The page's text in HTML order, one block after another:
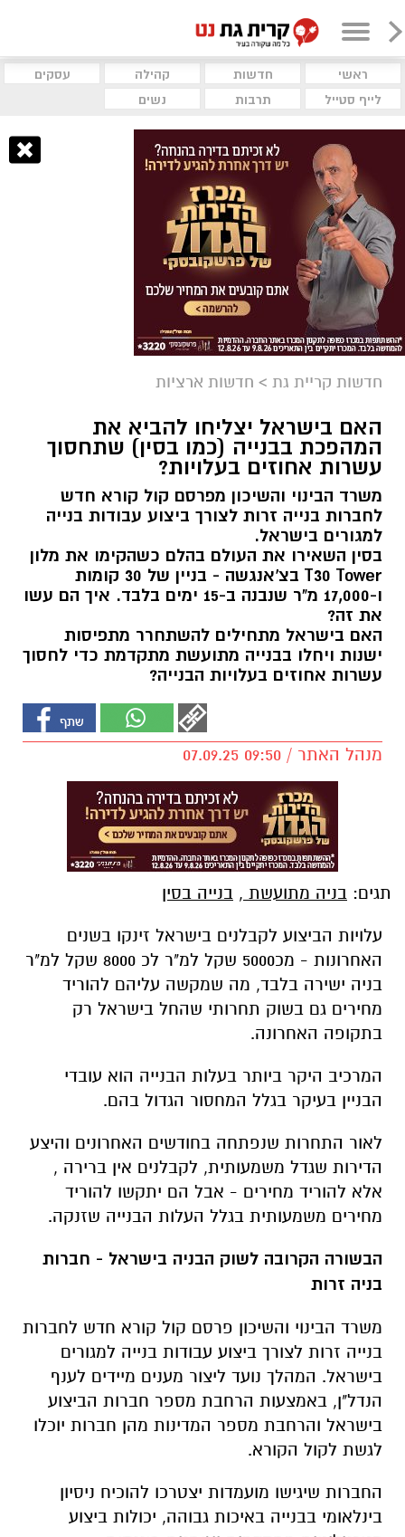
ראשי חדשות קהילה
עסקים
לייף סטייל
תרבות נשים
חדשות קריית גת > חדשות ארציות
האם בישראל יצליחו להביא את
המהפכת בבנייה (כמו בסין) שתחסוך
עשרות אחוזים בעלויות?
משרד הבינוי והשיכון מפרסם קול קורא חדש
לחברות בנייה זרות לצורך ביצוע עבודות בנייה
למגורים בישראל.
בסין השאירו את העולם בהלם כשהקימו את מלון
T30 Tower בצ'אנגשה - בניין של 30 קומות
ו-17,000 מ"ר שנבנה ב-15 ימים בלבד. איך הם עשו
את זה?
האם בישראל מתחילים להשתחרר מתפיסות
ישנות ויחלו בבנייה מתועשת מתקדמת כדי לחסוך
עשרות אחוזים בעלויות הבנייה?
מנהל האתר / 09:50 07.09.25
תגים: בניה מתועשת , בנייה בסין
עלויות הביצוע לקבלנים בישראל זינקו בשנים
האחרונות - מכ5000 שקל למ"ר לכ 8000 שקל למ"ר
בניה ישירה בלבד, מה שמקשה עליהם להוריד
מחירים גם בשוק תחרותי שהחל בישראל רק
בתקופה האחרונה.
המרכיב היקר ביותר בעלות הבנייה הוא עובדי
הבניין בעיקר בגלל המחסור הגדול בהם.
לאור התחרות שנפתחה בחודשים האחרונים והיצע
הדירות שגדל משמעותית, לקבלנים אין ברירה ,
אלא להוריד מחירים - אבל הם יתקשו להוריד
מחירים משמעותית בגלל העלות הבנייה שזנקה.
הבשורה הקרובה לשוק הבניה בישראל - חברות
בניה זרות
משרד הבינוי והשיכון פרסם קול קורא חדש לחברות
בנייה זרות לצורך ביצוע עבודות בנייה למגורים
בישראל. המהלך נועד ליצור מענים מיידים לענף
הנדל"ן, באמצעות הרחבת מספר חברות הביצוע
בישראל והרחבת מספר המדינות מהן חברות יוכלו
לגשת לקול הקורא.
החברות שיגישו מועמדות יצטרכו להוכיח ניסיון
בינלאומי בבנייה באיכות גבוהה, יכולות ביצוע